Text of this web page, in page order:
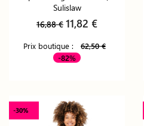
Sulislaw
16,88 € 11,82 €
Prix boutique :
62,50 €
-82%
-30%